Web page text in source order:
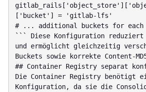
['bucket'] = 'gitlab-lfs'
# ... additional buckets for each
``` Diese Konfiguration reduziert
und ermöglicht gleichzeitig
Buckets sowie korrekte Content-
## Container Registry separat
Die Container Registry benötigt
Konfiguration, da sie die